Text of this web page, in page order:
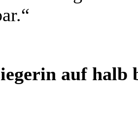
auf halb